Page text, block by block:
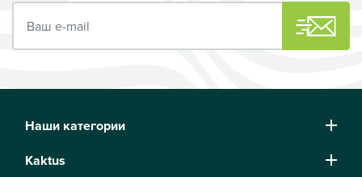
Наши категории
Kaktus